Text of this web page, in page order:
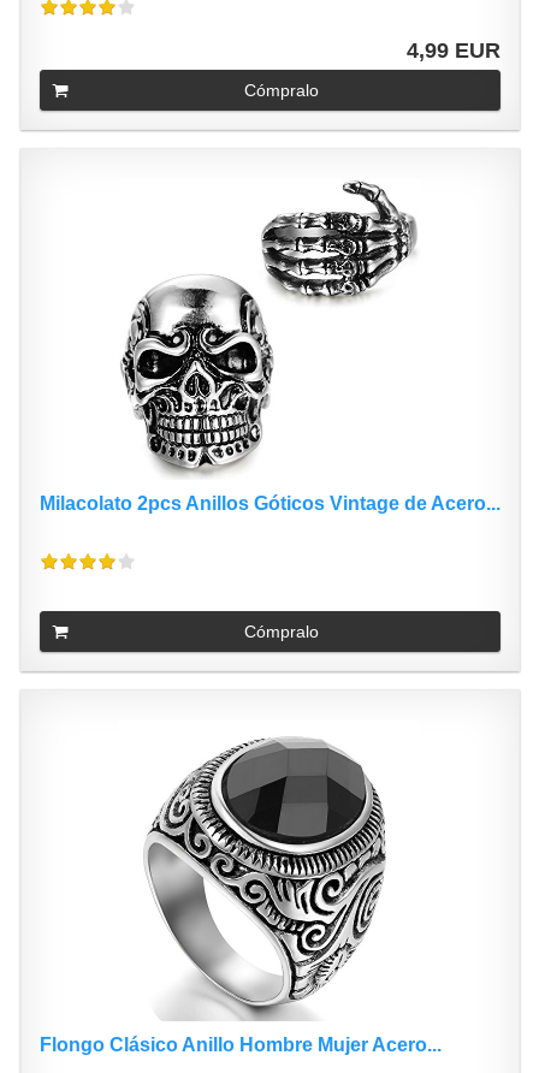
4,99 EUR
Cómpralo
Milacolato 2pcs Anillos Góticos Vintage de Acero...
Cómpralo
Flongo Clásico Anillo Hombre Mujer Acero...